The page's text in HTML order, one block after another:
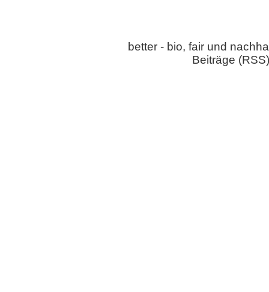
better - bio, fair und
Beiträge (RSS)